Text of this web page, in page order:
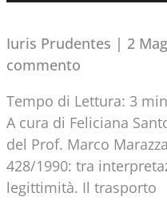
Iuris Prudentes 2
commento
Tempo di Lettura: 3
A cura di Feliciana
del Prof. Marco
428/1990: tra
legittimità. Il trasporto